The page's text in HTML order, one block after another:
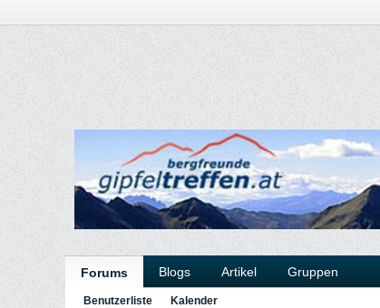
Forums Blogs Artikel Gruppen
Benutzerliste Kalender